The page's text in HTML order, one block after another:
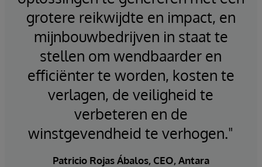
grotere reikwijdte en impact, en
mijnbouwbedrijven in staat te
stellen om wendbaarder en
efficiënter te worden, kosten te
verlagen, de veiligheid te
verbeteren en de
winstgevendheid te verhogen."
Patricio Rojas Ábalos, CEO, Antara